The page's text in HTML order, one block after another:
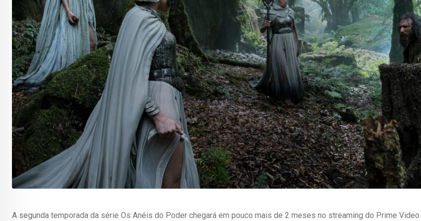
A segunda temporada da série Os Anéis do Poder chegará em pouco mais de 2 meses no streaming do Prime Video.